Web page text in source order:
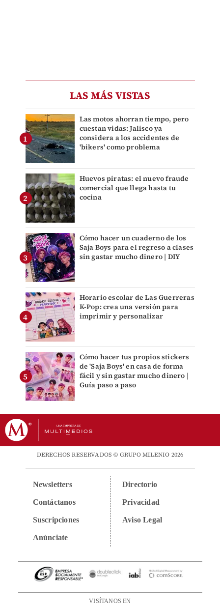
LAS MÁS VISTAS
Las motos ahorran tiempo, pero
cuestan vidas: Jalisco ya
considera a los accidentes de
'bikers' como problema
Huevos piratas: el nuevo fraude
comercial que llega hasta tu
cocina
Cómo hacer un cuaderno de los
Saja Boys para el regreso a clases
sin gastar mucho dinero | DIY
Horario escolar de Las Guerreras
K-Pop: crea una versión para
imprimir y personalizar
Cómo hacer tus propios stickers
de 'Saja Boys' en casa de forma
fácil y sin gastar mucho dinero |
Guía paso a paso
DERECHOS RESERVADOS © GRUPO MILENIO 2026
Newsletters
Contáctanos
Suscripciones
Anúnciate
Directorio
Privacidad
Aviso Legal
VISÍTANOS EN